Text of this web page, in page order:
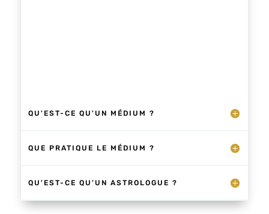
QU'EST-CE QU'UN MÉDIUM ?
QUE PRATIQUE LE MÉDIUM ?
QU'EST-CE QU'UN ASTROLOGUE ?